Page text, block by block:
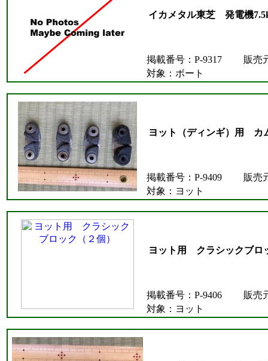
イカメタル東芝 発電機
掲載番号：P-9317
販売
対象：ボート
ヨット（ディンギ）用 カ
掲載番号：P-9409
販売
対象：ヨット
ヨット用 クラシックブロ
掲載番号：P-9406
販売
対象：ヨット